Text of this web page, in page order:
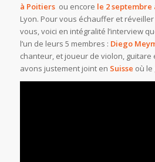
à Poitiersou encore le 2 septembre
Lyon. Pour vous échauffer et réveiller
vous, voici en intégralité l’interview
l’un de leurs 5 membres : Diego
chanteur, et joueur de violon,
avons justement joint en Suisse où le